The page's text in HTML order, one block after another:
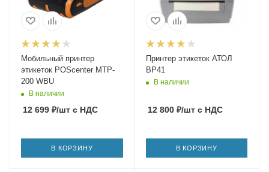
Мобильный принтер
этикеток POScenter MTP-
200 WBU
В наличии
12 699 ₽/шт с НДС
В КОРЗИНУ
Принтер этикеток АТОЛ
BP41
В наличии
12 800₽/штс НДС
В КОРЗИНУ